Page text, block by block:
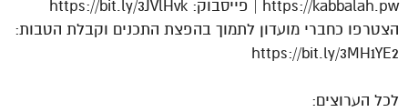
https://kabbalah.pw | פייסבוק: https://bit.ly/3JVlHvk
הצטרפו כחברי מועדון לתמוך בהפצת התכנים וקבלת הטבות:
https://bit.ly/3MH1YE2
לכל הערוצים: